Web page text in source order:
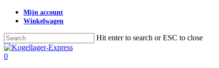
Skip
content
Mijn account
Winkelwagen
Hit enter to search or ESC to close
Close
Search
search
0